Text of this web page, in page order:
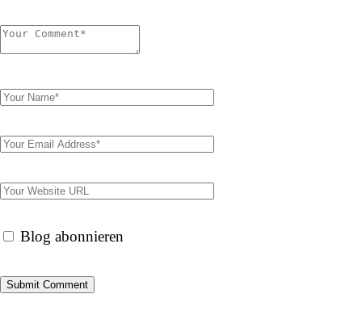
Blog abonnieren